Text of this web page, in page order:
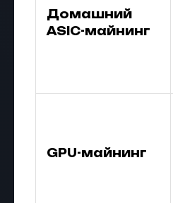
Домашний
ASIC-майнинг
GPU-майнинг